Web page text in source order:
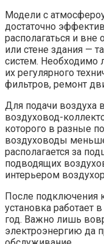
Модели с
достаточно
располагаться и
или стене здания —
систем. Необходимо
их регулярного
фильтров, ремонт
Для подачи воздуха
воздуховод-
которого в разные
воздуховоды
располагается за
подводящих
интерьером
После подключения
установка работает
год. Важно лишь
электроэнергию да